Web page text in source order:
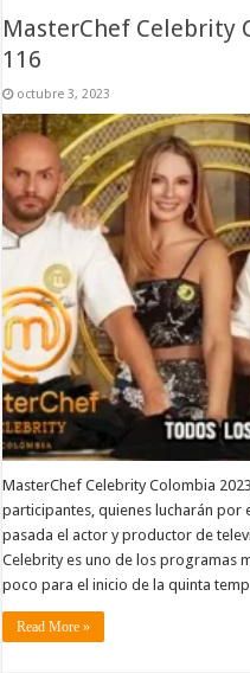
MasterChef Celebrity
116
octubre 3, 2023
MasterChef Celebrity Colombia
participantes, quienes lucharán por
pasada el actor y productor de
Celebrity es uno de los programas
poco para el inicio de la quinta
Read More »